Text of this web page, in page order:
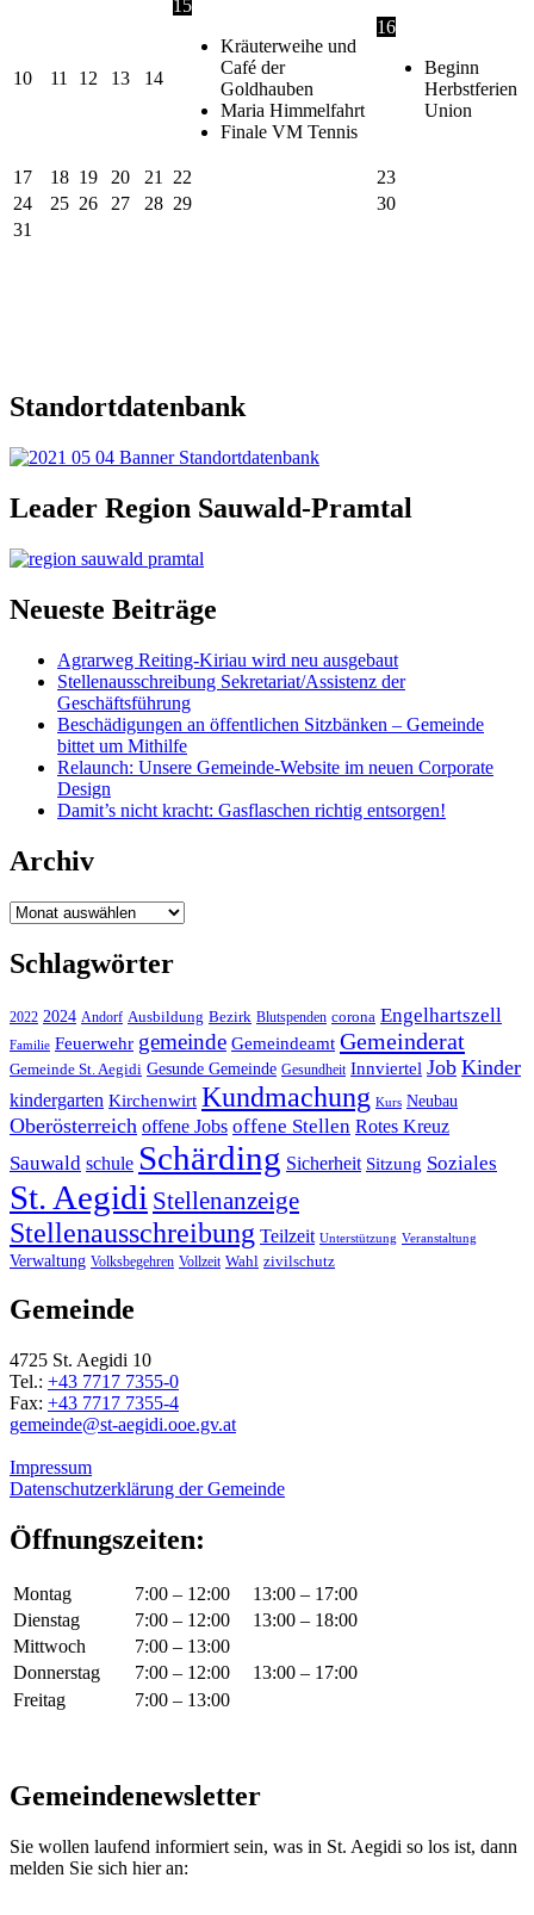
10 11 12 13 14
15
Kräuterweihe und
Café der
Goldhauben
Maria Himmelfahrt
Finale VM Tennis
16
Beginn
Herbstferien
Union
17 18 19 20 21 22
23
24
25 26 27 28 29
30
31
Standortdatenbank
Leader Region Sauwald-Pramtal
Neueste Beiträge
Agrarweg Reiting-Kiriau wird neu ausgebaut
Stellenausschreibung Sekretariat/Assistenz der
Geschäftsführung
Beschädigungen an öffentlichen Sitzbänken – Gemeinde
bittet um Mithilfe
Relaunch: Unsere Gemeinde-Website im neuen Corporate
Design
Damit’s nicht kracht: Gasflaschen richtig entsorgen!
Archiv
Archiv
Schlagwörter
2022 2024 Andorf Ausbildung Bezirk Blutspenden corona Engelhartszell
Familie Feuerwehr gemeinde Gemeindeamt Gemeinderat
Gemeinde St. Aegidi Gesunde Gemeinde Gesundheit Innviertel Job Kinder
kindergarten Kirchenwirt Kundmachung Kurs Neubau
Oberösterreich offene Jobs offene Stellen Rotes Kreuz
Sauwald schule Schärding Sicherheit Sitzung Soziales
St. Aegidi Stellenanzeige
Stellenausschreibung Teilzeit Unterstützung Veranstaltung
Verwaltung Volksbegehren Vollzeit Wahl zivilschutz
Gemeinde
4725 St. Aegidi 10
Tel.: +43 7717 7355-0
Fax: +43 7717 7355-4
gemeinde@st-aegidi.ooe.gv.at
Impressum
Datenschutzerklärung der Gemeinde
Öffnungszeiten:
Montag 7:00 – 12:00
13:00 – 17:00
Dienstag
7:00 – 12:00
13:00 – 18:00
Mittwoch
7:00 – 13:00
Donnerstag
7:00 – 12:00
13:00 – 17:00
Freitag
7:00 – 13:00
Gemeindenewsletter
Sie wollen laufend informiert sein, was in St. Aegidi so los ist, dann
melden Sie sich hier an: